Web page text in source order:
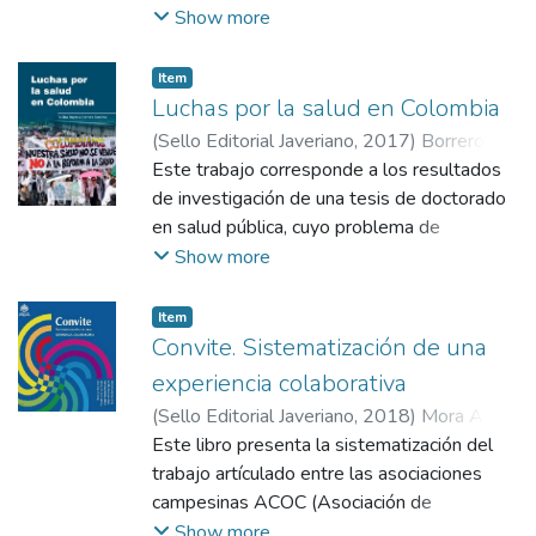
Se le considera en términos formales como
plantea varios interrogantes hacia su interior
y en relación con terceros países.
Show more
Item
Luchas por la salud en Colombia
(Sello Editorial Javeriano, 2017) Borrero
Ramírez, Yadira Eugenia
Este trabajo corresponde a los resultados
de investigación de una tesis de doctorado
en salud pública, cuyo problema de
indagación fue la comprensión del proceso
la salud en Colombia, desarrollado durante
el proceso de implementación la reforma
sanitaria. Se inscribe dentro del campo de
investigación de los movimientos sociales y
la acción colectiva, mismo que es por
excelencia interdisciplinar. Teóricamente
apuesta por un proceso de confluencia
entre perspectivas orientadas a la
Show more
Item
Convite. Sistematización de una
experiencia colaborativa
(Sello Editorial Javeriano, 2018) Mora Anto,
Florencia; Mora Motta, Claudia Lucía;
Rosales Marquina, Elingth; Bermúdez
Aguirre, Diego Giovanni;Morales Camacho,
Este libro presenta la sistematización del
trabajo artículado entre las asociaciones
campesinas ACOC (Asociación de